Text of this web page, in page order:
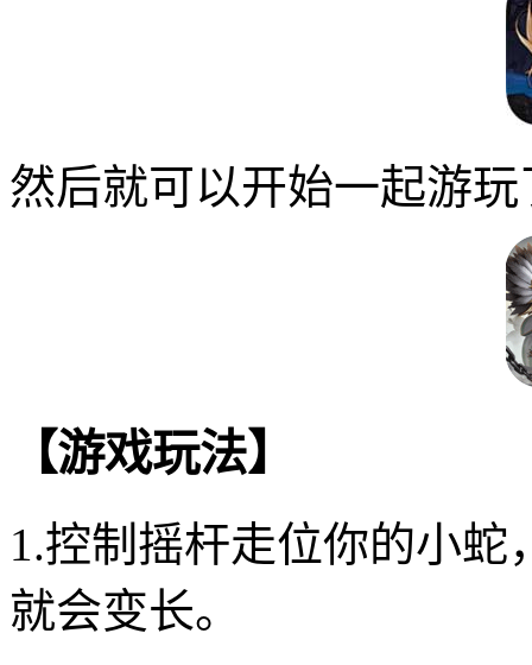
然后就可以开始一起游玩
【游戏玩法】
1.控制摇杆走位你的小
就会变长。